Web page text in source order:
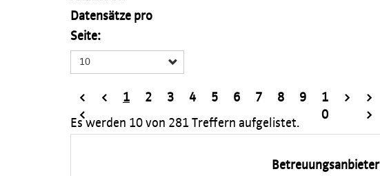
Datensätze pro
Seite:
10
<
<
< 1 2 3 4 5 6 7 8 9
1
0
>
>
>
Es werden 10 von 281 Treffern aufgelistet.
Betreuungsanbieter